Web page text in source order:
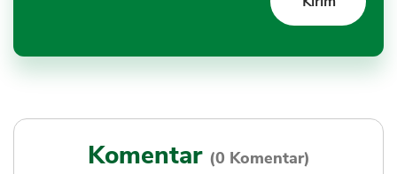
Komentar (0 Komentar)